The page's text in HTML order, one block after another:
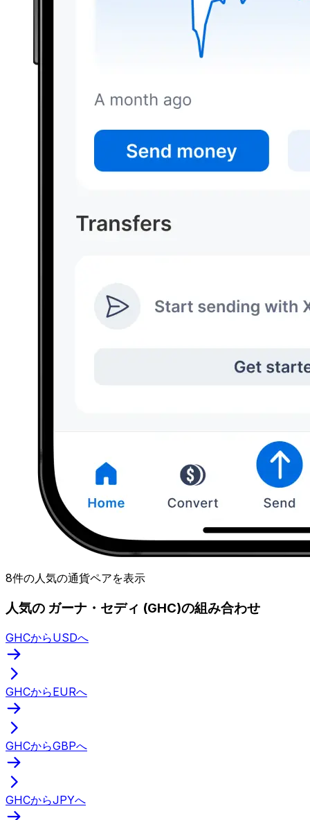
8件の人気の通貨ペアを表示
人気の ガーナ・セディ (GHC)の組み合わせ
GHCからUSDへ
GHCからEURへ
GHCからGBPへ
GHCからJPYへ